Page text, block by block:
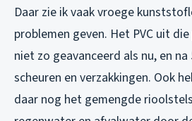
Daar zie ik vaak vroege
problemen geven. Het PVC uit
niet zo geavanceerd als nu, en
scheuren en verzakkingen. Ook
daar nog het gemengde